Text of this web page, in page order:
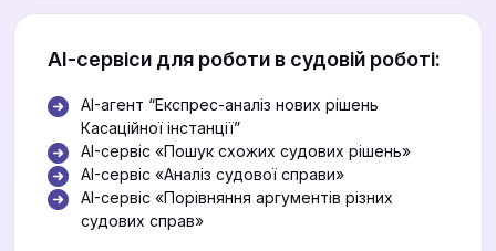
АІ-сервіси для роботи в судовій роботі:
AI-агент “Експрес-аналіз нових рішень
Касаційної інстанції”
AI-сервіс «Пошук схожих судових рішень»
AI-сервіс «Аналіз судової справи»
AI-сервіс «Порівняння аргументів різних
судових справ»